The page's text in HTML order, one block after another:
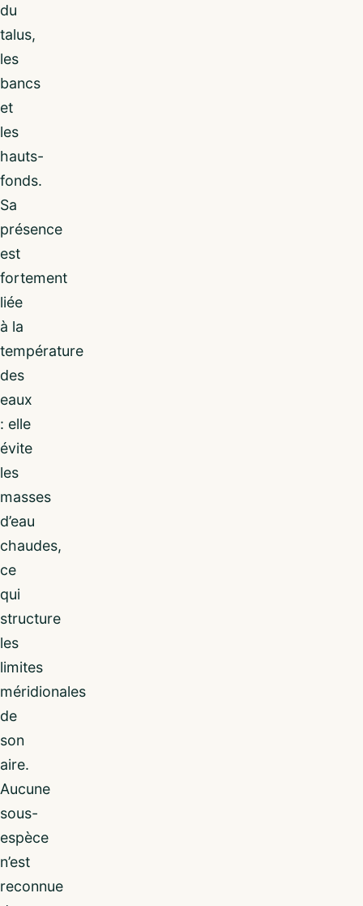
du
talus,
les
bancs
et
les
hauts-
fonds.
Sa
présence
est
fortement
liée
à la
température
des
eaux
: elle
évite
les
masses
d’eau
chaudes,
ce
qui
structure
les
limites
méridionales
de
son
aire.
Aucune
sous-
espèce
n’est
reconnue